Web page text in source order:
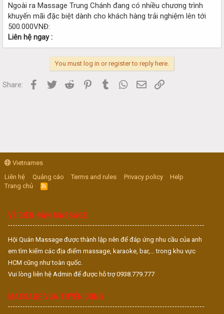
Ngoài ra Massage Trung Chánh đang có nhiều chương trình
khuyến mãi đặc biệt dành cho khách hàng trải nghiệm lên tới
500.000VNĐ:
Liên hệ ngay :
You must log in or register to reply here.
Share: Facebook
Twitter Reddit PinterestTumblr WhatsApp
Email
Vietnames
Liên hệ
Quảng cáo Terms and rules Privacy policy
Help
Trang chủ
R
S
VỀ DIỄN ĐÀN MASSAGE
Hội Quán Massage được thành lập nên để đáp ứng nhu cầu của anh
em tìm kiếm các địa điểm massage, karaoke, bar,... trong khu vực
HCM cũng như toàn quốc.
Vui lòng liên hệ Admin để được hỗ trợ 0938.779.777
MASSAGE VUA TUYỂN DỤNG